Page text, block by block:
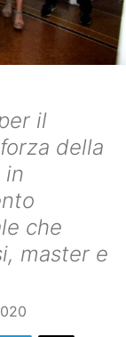
il
della
in
che
master e